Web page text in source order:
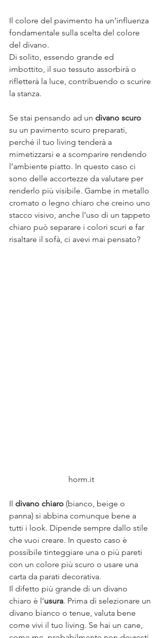
Il colore del pavimento ha un’influenza
fondamentale sulla scelta del colore
del divano.
Di solito, essendo grande ed
imbottito, il suo tessuto assorbirà o
rifletterà la luce, contribuendo o scurire
la stanza.
Se stai pensando ad un divano scuro
su un pavimento scuro preparati,
perché il tuo living tenderà a
mimetizzarsi e a scomparire rendendo
l’ambiente piatto. In questo caso ci
sono delle accortezze da valutare per
renderlo più visibile. Gambe in metallo
cromato o legno chiaro che creino uno
stacco visivo, anche l’uso di un tappeto
chiaro può separare i colori scuri e far
risaltare il sofà, ci avevi mai pensato?
horm.it
Il divano chiaro (bianco, beige o
panna) si abbina comunque bene a
tutti i look. Dipende sempre dallo stile
che vuoi creare. In questo caso è
possibile tinteggiare una o più pareti
con un colore più scuro o usare una
carta da parati decorativa.
Il difetto più grande di un divano
chiaro è l’usura. Prima di selezionare un
divano bianco o tenue, valuta bene
come vivi il tuo living. Se hai un cane,